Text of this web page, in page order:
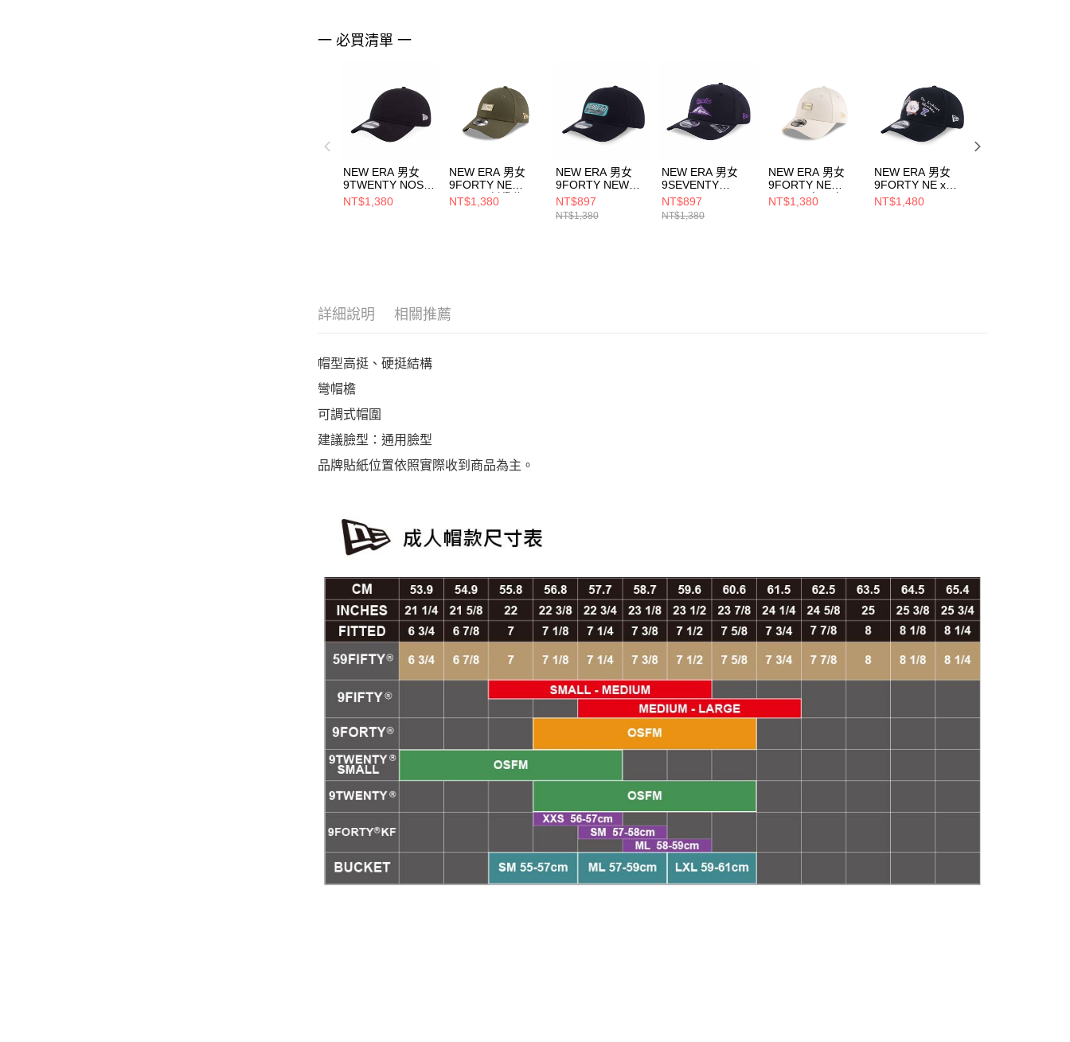
５．嚴禁一人註冊多個帳號或使用他人資訊註冊。若發現惡意使用之情
形，恩沛科技股份有限公司將有權停止該用戶之使用額度並採取法律行
一 必買清單 一
NEW ERA 男女
9TWENTY NOS
黑 NE13368524
NT$1,380
NEW ERA 男女
9FORTY NE
BADGE 橄欖綠
NE60595305
NT$1,380
NEW ERA 男女
9FORTY NEW
ERA CAP
COMPANY NE 黑
NE14499985
NT$897
NT$1,380
NEW ERA 男女
9SEVENTY
FISHNET NE 黑
NE14499879
NT$897
NT$1,380
NEW ERA 男女
9FORTY NE
BADGE 象牙白
NE60595306
NT$1,380
NEW ERA 男女
9FORTY NE x
BT21 RJ 黑
NE14901007
NT$1,480
詳細說明 相關推薦
帽型高挺、硬挺結構
彎帽檐
可調式帽圍
建議臉型：通用臉型
品牌貼紙位置依照實際收到商品為主。